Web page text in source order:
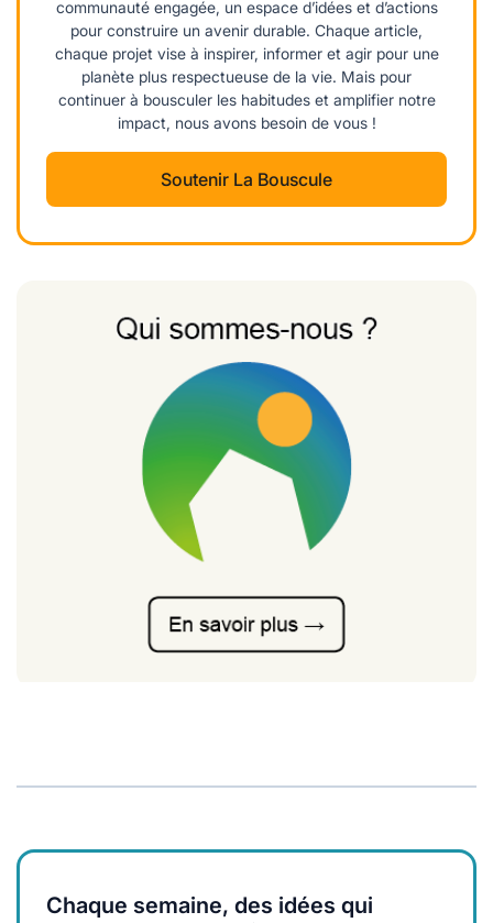
communauté engagée, un espace d’idées et d’actions
pour construire un avenir durable. Chaque article,
chaque projet vise à inspirer, informer et agir pour une
planète plus respectueuse de la vie. Mais pour
continuer à bousculer les habitudes et amplifier notre
impact, nous avons besoin de vous !
Soutenir La Bouscule
Chaque semaine, des idées qui